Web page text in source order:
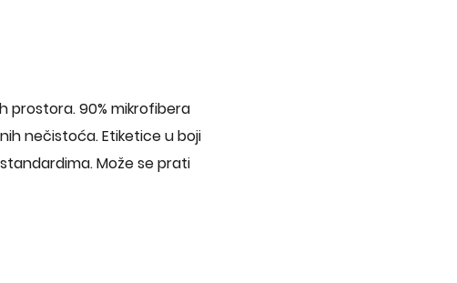
prostora. 90% mikrofibera
nečistoća. Etiketice u boji
Može se prati